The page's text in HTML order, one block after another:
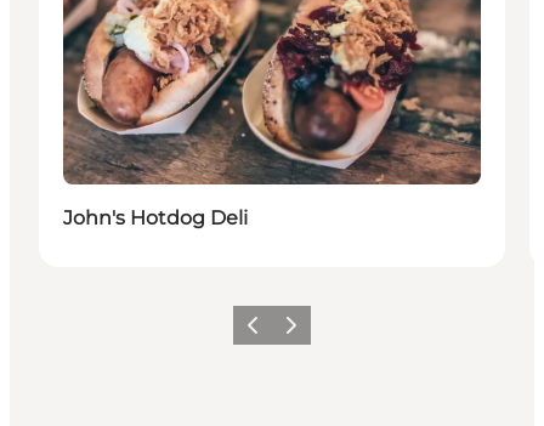
John's Hotdog Deli
Precedente
Avanti